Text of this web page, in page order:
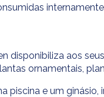
disponibiliza aos
ornamentais,
piscina e um